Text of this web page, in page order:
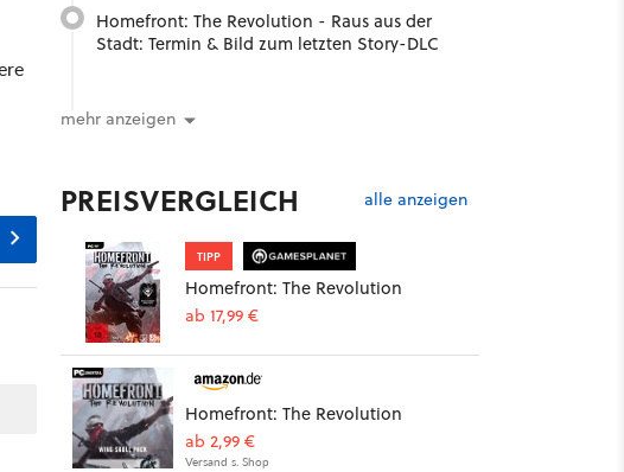
Homefront: The Revolution - Raus aus der
Stadt: Termin & Bild zum letzten Story-DLC
mehr anzeigen
PREISVERGLEICH alle anzeigen
TIPP
Homefront: The Revolution
ab 17,99 €
Homefront: The Revolution
ab 2,99 €
Versand s. Shop